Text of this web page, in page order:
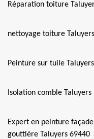
Réparation toiture
nettoyage toiture
Peinture sur tuile Taluyers
Isolation comble Taluyers
Expert en peinture
gouttière Taluyers 69440